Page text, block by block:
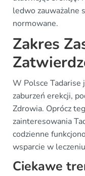
ledwo zauważalne
normowane.
Zakres
W Polsce Tadarise
zaburzeń erekcji,
Zdrowia. Oprócz
zainteresowania
codzienne
wsparcie w
Ciekawe